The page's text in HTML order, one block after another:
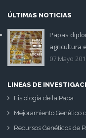
ÚLTIMAS NOTICIAS
Papas
agricultura
07 Mayo
LINEAS DE
Fisiología de la Papa
Mejoramiento Genético
Recursos Genéticos de